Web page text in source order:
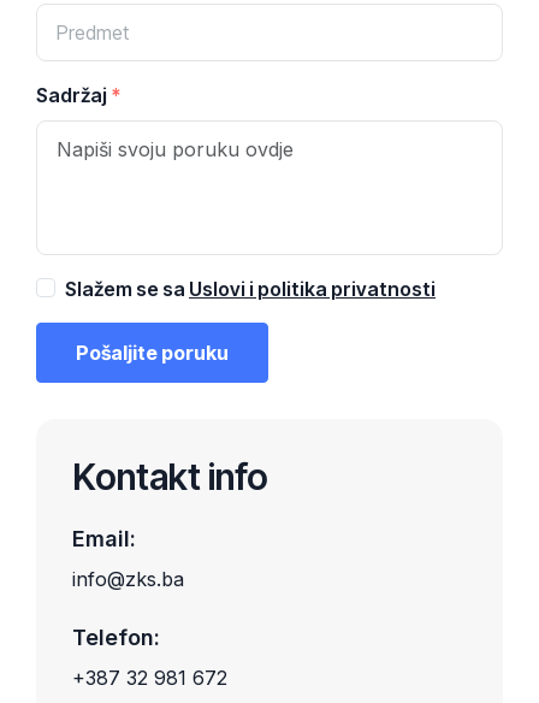
Sadržaj
Slažem se sa Uslovi i politika privatnosti
Pošaljite poruku
Kontakt info
Email:
info@zks.ba
Telefon:
+387 32 981 672